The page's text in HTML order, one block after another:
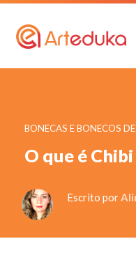
BONECAS E BONECOS
O que é
Escrito por